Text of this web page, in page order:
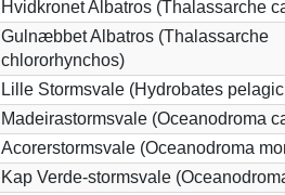
Hvidkronet Albatros (Thalassarche
Gulnæbbet Albatros (Thalassarche
chlororhynchos)
Lille Stormsvale (Hydrobates
Madeirastormsvale (Oceanodroma
Acorerstormsvale (Oceanodroma
Kap Verde-stormsvale